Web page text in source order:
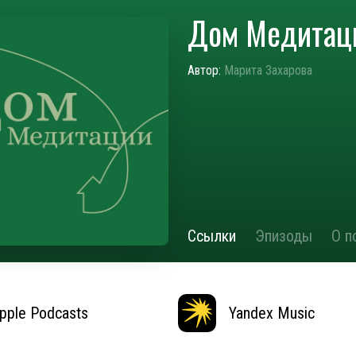
Дом
Автор: Марита Захарова
Ссылки Эпизоды О
Podcasts Yandex Music